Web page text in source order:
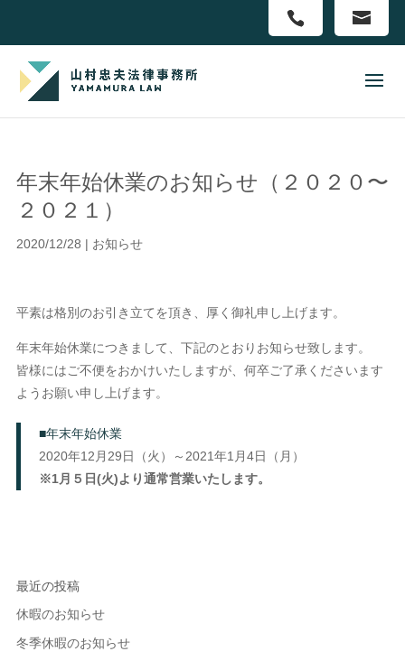
年末年始休業のお知らせ（２０２０〜
２０２１）
2020/12/28 | お知らせ
平素は格別のお引き立てを頂き、厚く御礼申し上げます。
年末年始休業につきまして、下記のとおりお知らせ致します。
皆様にはご不便をおかけいたしますが、何卒ご了承くださいます
ようお願い申し上げます。
■年末年始休業
2020年12月29日（火）～2021年1月4日（月）
※1月５日(火)より通常営業いたします。
最近の投稿
休暇のお知らせ
冬季休暇のお知らせ